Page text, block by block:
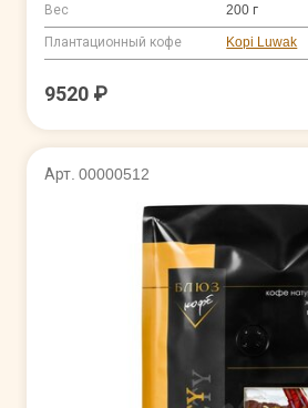
Вес 200 г
Плантационный кофе Kopi Luwak
9520 ₽
Арт. 00000512